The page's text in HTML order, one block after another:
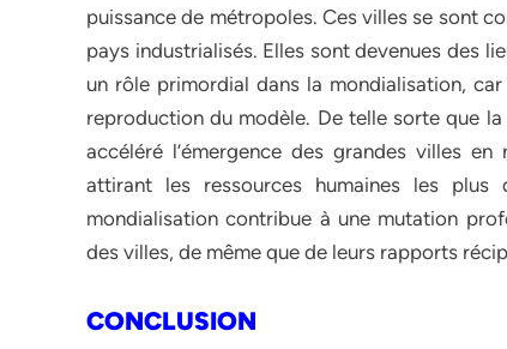
puissance de métropoles. Ces villes se sont
pays industrialisés. Elles sont devenues des
un rôle primordial dans la mondialisation,
reproduction du modèle. De telle sorte que
accéléré l’émergence des grandes villes
attirant les ressources humaines les
mondialisation contribue à une mutation
des villes, de même que de leurs rapports
CONCLUSION